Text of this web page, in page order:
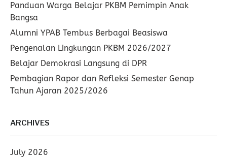
Panduan Warga Belajar PKBM Pemimpin Anak
Bangsa
Alumni YPAB Tembus Berbagai Beasiswa
Pengenalan Lingkungan PKBM 2026/2027
Belajar Demokrasi Langsung di DPR
Pembagian Rapor dan Refleksi Semester Genap
Tahun Ajaran 2025/2026
ARCHIVES
July 2026